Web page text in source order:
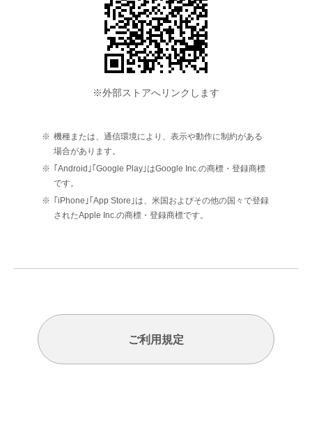
※外部ストアへリンクします
※ 機種または、通信環境により、表示や動作に制約がある
場合があります。
※ ｢Android｣｢Google Play｣はGoogle Inc.の商標・登録商標
です。
※ ｢iPhone｣｢App Store｣は、米国およびその他の国々で登録
されたApple Inc.の商標・登録商標です。
ご利用規定